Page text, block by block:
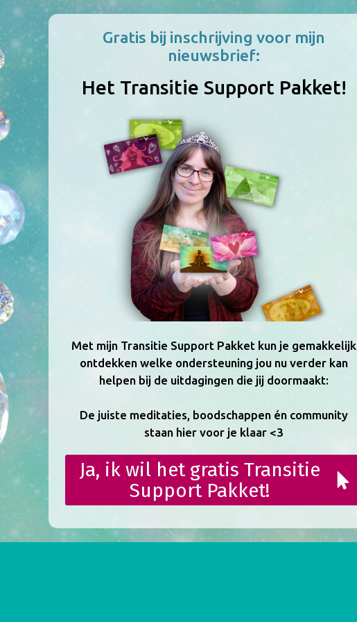
Gratis bij inschrijving voor mijn
nieuwsbrief:
Het Transitie Support Pakket!
Met mijn Transitie Support Pakket kun je gemakkelijk
ontdekken welke ondersteuning jou nu verder kan
helpen bij de uitdagingen die jij doormaakt:
De juiste meditaties, boodschappen én community
staan hier voor je klaar <3
Ja, ik wil het gratis Transitie
Support Pakket!